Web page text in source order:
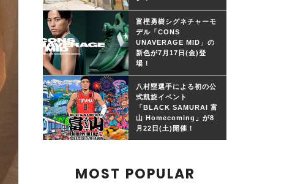
富樫勇樹シグネチャーモ
デル「CONS
UNAVERAGE MID」の
新色が7月17日(金)登
場！
八村塁選手による初の公
式凱旋イベント
「BLACK SAMURAI 富
山 Homecoming」が8
月22日(土)開催！
MOST POPULAR